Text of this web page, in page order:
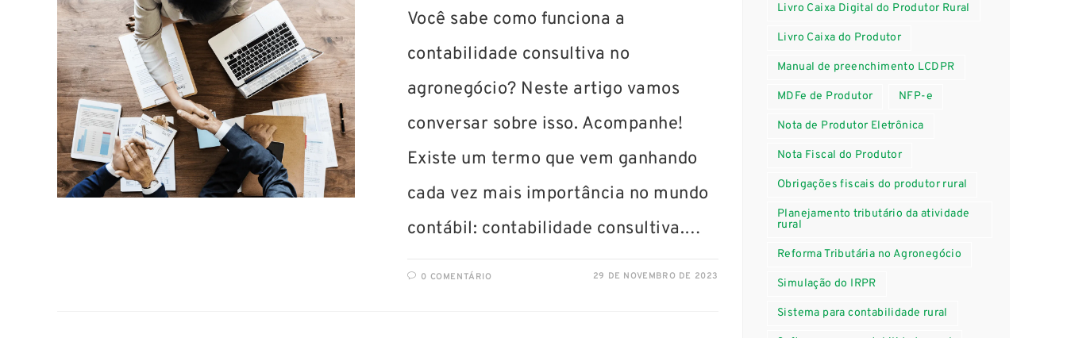
Você sabe como funciona a
contabilidade consultiva no
agronegócio? Neste artigo vamos
conversar sobre isso. Acompanhe!
Existe um termo que vem ganhando
cada vez mais importância no mundo
contábil: contabilidade consultiva.…
0 COMENTÁRIO 29 DE NOVEMBRO DE 2023
Livro Caixa Digital do Produtor Rural
Livro Caixa do Produtor
Manual de preenchimento LCDPR
MDFe de Produtor NFP-e
Nota de Produtor Eletrônica
Nota Fiscal do Produtor
Obrigações fiscais do produtor rural
Planejamento tributário da atividade
rural
Reforma Tributária no Agronegócio
Simulação do IRPR
Sistema para contabilidade rural